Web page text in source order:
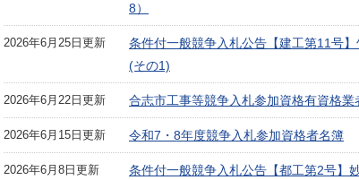
8）
2026年6月25日更新
条件付一般競争入札公告【建工第11号
(その1)
2026年6月22日更新 合志市工事等競争入札参加資格有資格業
2026年6月15日更新 令和7・8年度競争入札参加資格者名簿
2026年6月8日更新 条件付一般競争入札公告【都工第2号】